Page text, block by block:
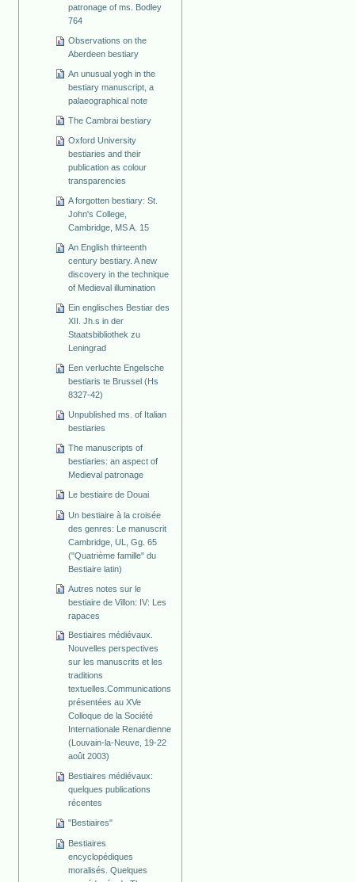
patronage of ms. Bodley
764
Observations on the
Aberdeen bestiary
An unusual yogh in the
bestiary manuscript, a
palaeographical note
The Cambrai bestiary
Oxford University
bestiaries and their
publication as colour
transparencies
A forgotten bestiary: St.
John's College,
Cambridge, MS A. 15
An English thirteenth
century bestiary. A new
discovery in the technique
of Medieval illumination
Ein englisches Bestiar des
XII. Jh.s in der
Staatsbibliothek zu
Leningrad
Een verluchte Engelsche
bestiaris te Brussel (Hs
8327-42)
Unpublished ms. of Italian
bestiaries
The manuscripts of
bestiaries: an aspect of
Medieval patronage
Le bestiaire de Douai
Un bestiaire à la croisée
des genres: Le manuscrit
Cambridge, UL, Gg. 65
("Quatrième famille" du
Bestiaire latin)
Autres notes sur le
bestiaire de Villon: IV: Les
rapaces
Bestiaires médiévaux.
Nouvelles perspectives
sur les manuscrits et les
traditions
textuelles.Communications
présentées au XVe
Colloque de la Société
Internationale Renardienne
(Louvain-la-Neuve, 19-22
août 2003)
Bestiaires médiévaux:
quelques publications
récentes
"Bestiaires"
Bestiaires
encyclopédiques
moralisés. Quelques